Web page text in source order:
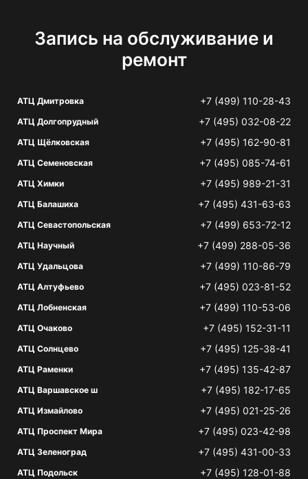
Запись на обслуживание и
ремонт
АТЦ Дмитровка +7 (499) 110-28-43
АТЦ Долгопрудный +7 (495) 032-08-22
АТЦ Щёлковская +7 (495) 162-90-81
АТЦ Семеновская +7 (495) 085-74-61
АТЦ Химки +7 (495) 989-21-31
АТЦ Балашиха +7 (495) 431-63-63
АТЦ Севастопольская +7 (499) 653-72-12
АТЦ Научный +7 (499) 288-05-36
АТЦ Удальцова +7 (499) 110-86-79
АТЦ Алтуфьево +7 (495) 023-81-52
АТЦ Лобненская +7 (499) 110-53-06
АТЦ Очаково +7 (495) 152-31-11
АТЦ Солнцево +7 (495) 125-38-41
АТЦ Раменки +7 (495) 135-42-87
АТЦ Варшавское ш +7 (495) 182-17-65
АТЦ Измайлово +7 (495) 021-25-26
АТЦ Проспект Мира +7 (495) 023-42-98
АТЦ Зеленоград +7 (495) 431-00-33
АТЦ Подольск +7 (495) 128-01-88